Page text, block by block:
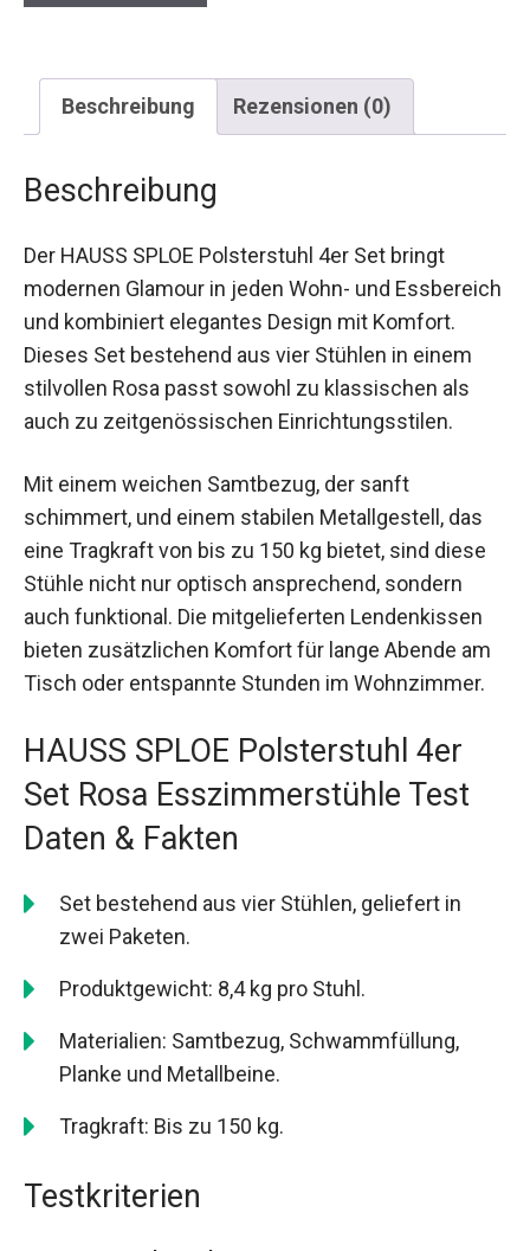
Beschreibung Rezensionen (0)
Beschreibung
Der HAUSS SPLOE Polsterstuhl 4er Set bringt
modernen Glamour in jeden Wohn- und Essbereich
und kombiniert elegantes Design mit Komfort.
Dieses Set bestehend aus vier Stühlen in einem
stilvollen Rosa passt sowohl zu klassischen als
auch zu zeitgenössischen Einrichtungsstilen.
Mit einem weichen Samtbezug, der sanft
schimmert, und einem stabilen Metallgestell, das
eine Tragkraft von bis zu 150 kg bietet, sind diese
Stühle nicht nur optisch ansprechend, sondern
auch funktional. Die mitgelieferten Lendenkissen
bieten zusätzlichen Komfort für lange Abende am
Tisch oder entspannte Stunden im Wohnzimmer.
HAUSS SPLOE Polsterstuhl 4er
Set Rosa Esszimmerstühle Test
Daten & Fakten
Set bestehend aus vier Stühlen, geliefert in
zwei Paketen.
Produktgewicht: 8,4 kg pro Stuhl.
Materialien: Samtbezug, Schwammfüllung,
Planke und Metallbeine.
Tragkraft: Bis zu 150 kg.
Testkriterien